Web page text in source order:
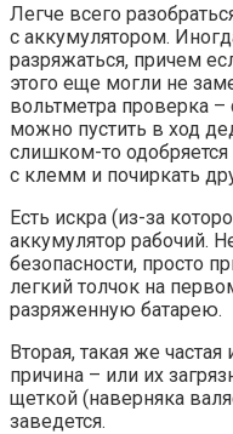
Легче всего
с аккумулятором.
разряжаться, причем
этого еще могли не
вольтметра проверка –
можно пустить в ход
слишком-то
с клемм и почиркать
Есть искра (из-за
аккумулятор рабочий.
безопасности, просто
легкий толчок на
разряженную батарею.
Вторая, такая же
причина – или их
щеткой (наверняка
заведется.